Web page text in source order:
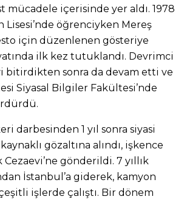
mücadele içerisinde yer aldı. 1978
Lisesi’nde öğrenciyken Mereş
için düzenlenen gösteriye
ilk kez tutuklandı. Devrimci
bitirdikten sonra da devam etti ve
Siyasal Bilgiler Fakültesi’nde
darbesinden 1 yıl sonra siyasi
gözaltına alındı, işkence
gönderildi. 7 yıllık
İstanbul’a giderek, kamyon
işlerde çalıştı. Bir dönem